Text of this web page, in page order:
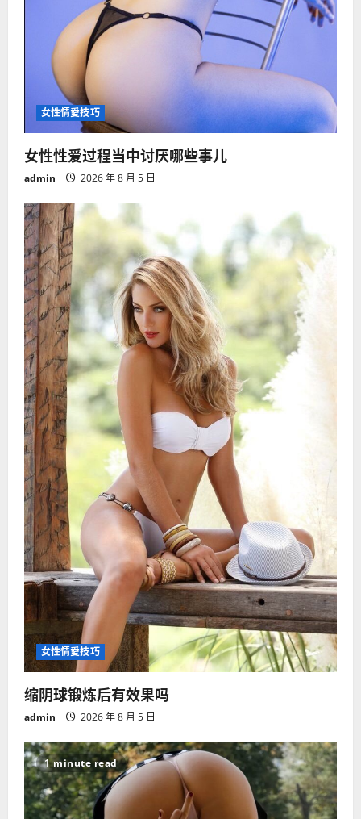
女性情愛技巧
女性性爱过程当中讨厌哪些事儿
admin 2026 年 8 月 5 日
女性情愛技巧
缩阴球锻炼后有效果吗
admin 2026 年 8 月 5 日
1 minute read